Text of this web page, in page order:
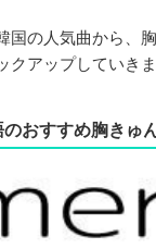
国の人気曲から、
クアップしていき
のおすすめ胸きゅ